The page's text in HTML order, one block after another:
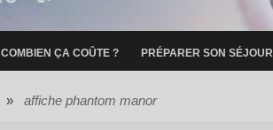
COMBIEN ÇA COÛTE ? PRÉPARER SON SÉJOUR
» affiche phantom manor